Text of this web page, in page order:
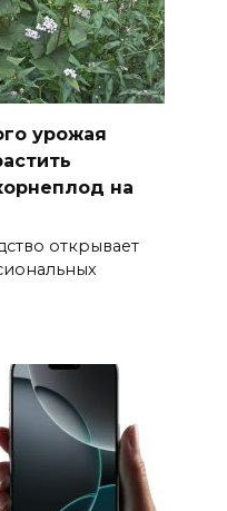
урожая
на
открывает